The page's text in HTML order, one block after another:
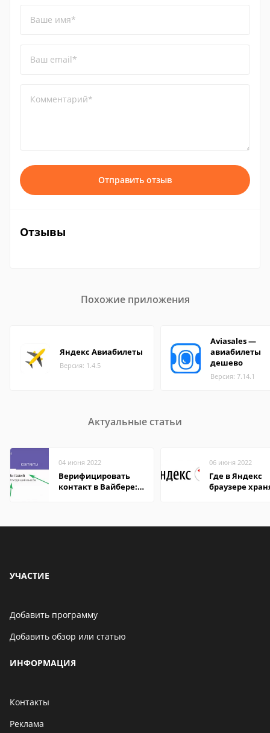
Ваше имя*
Ваш email*
Комментарий*
Отправить отзыв
Отзывы
Похожие приложения
Яндекс Авиабилеты
Версия: 1.4.5
Aviasales —
авиабилеты
дешево
Версия: 7.14.1
Актуальные статьи
04 июня 2022
Верифицировать
контакт в Вайбере:
06 июня 2022
Где в Яндекс
браузере
УЧАСТИЕ
Добавить программу
Добавить обзор или статью
ИНФОРМАЦИЯ
Контакты
Реклама